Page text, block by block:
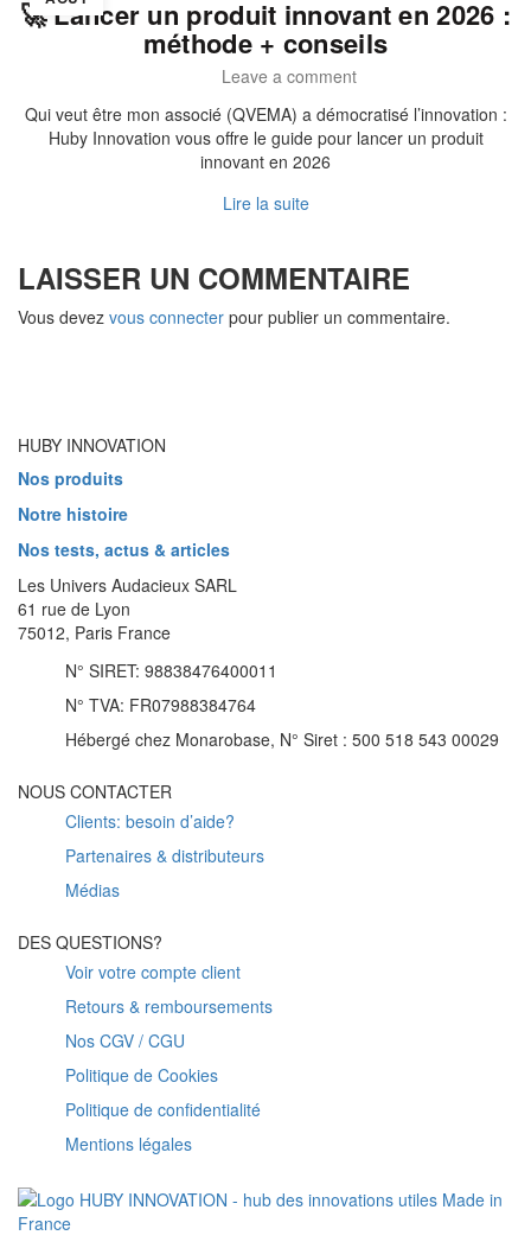
🚀 Lancer un produit innovant en 2026 :
méthode + conseils
Leave a comment
Qui veut être mon associé (QVEMA) a démocratisé l’innovation :
Huby Innovation vous offre le guide pour lancer un produit
innovant en 2026
Lire la suite
LAISSER UN COMMENTAIRE
Vous devez vous connecter pour publier un commentaire.
HUBY INNOVATION
Nos produits
Notre histoire
Nos tests, actus & articles
Les Univers Audacieux SARL
61 rue de Lyon
75012, Paris France
N° SIRET: 98838476400011
N° TVA: FR07988384764
Hébergé chez Monarobase, N° Siret : 500 518 543 00029
NOUS CONTACTER
Clients: besoin d’aide?
Partenaires & distributeurs
Médias
DES QUESTIONS?
Voir votre compte client
Retours & remboursements
Nos CGV / CGU
Politique de Cookies
Politique de confidentialité
Mentions légales